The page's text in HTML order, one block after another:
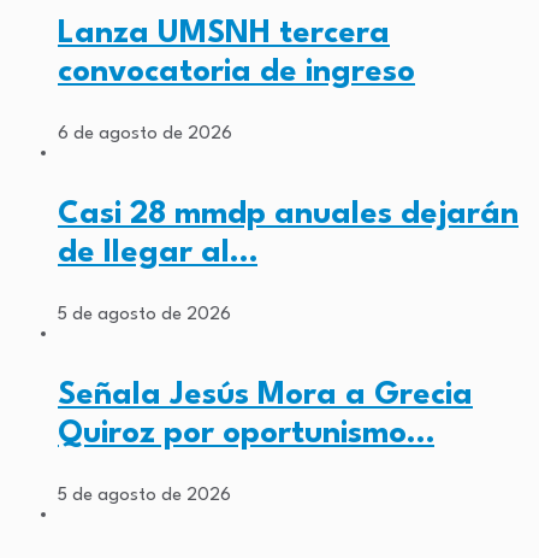
Lanza UMSNH tercera
convocatoria de ingreso
6 de agosto de 2026
Casi 28 mmdp anuales dejarán
de llegar al…
5 de agosto de 2026
Señala Jesús Mora a Grecia
Quiroz por oportunismo…
5 de agosto de 2026